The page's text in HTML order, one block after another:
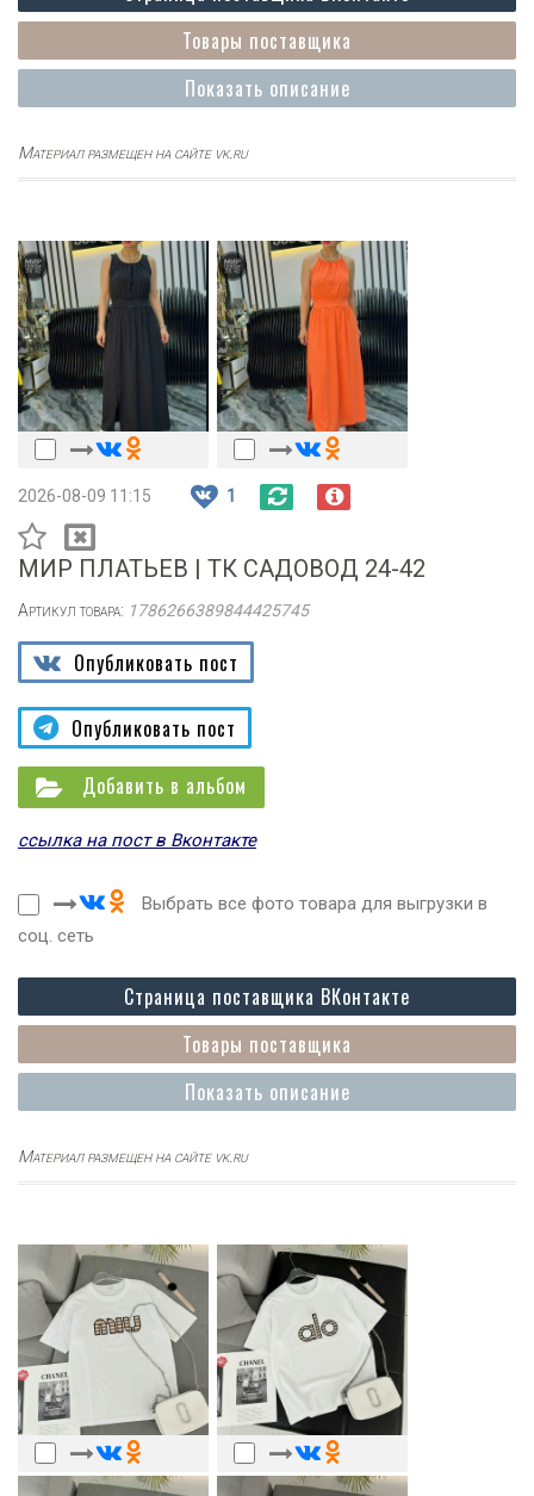
Показать описание
Товары поставщика
Материал размещен на сайте vk.ru
2026-08-09 11:15 1
МИР ПЛАТЬЕВ | ТК САДОВОД 24-42
Артикул товара: 1786266389844425745
Опубликовать пост
Опубликовать пост
Добавить в альбом
ссылка на пост в Вконтакте
Выбрать все фото товара для выгрузки в
соц. сеть
Показать описание
Товары поставщика
Страница поставщика ВКонтакте
Материал размещен на сайте vk.ru